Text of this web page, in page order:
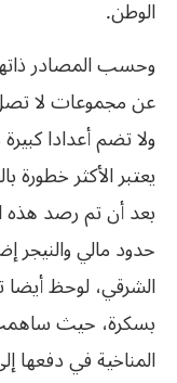
الوطن.
وحسب المصادر
عن مجموعات لا
ولا تضم أعدادا
يعتبر الأكثر خطورة
بعد أن تم رصد هذه
حدود مالي والنيجر
الشرقي، لوحظ أيضا
بسكرة، حيث ساهمت
المناخية في دفعها